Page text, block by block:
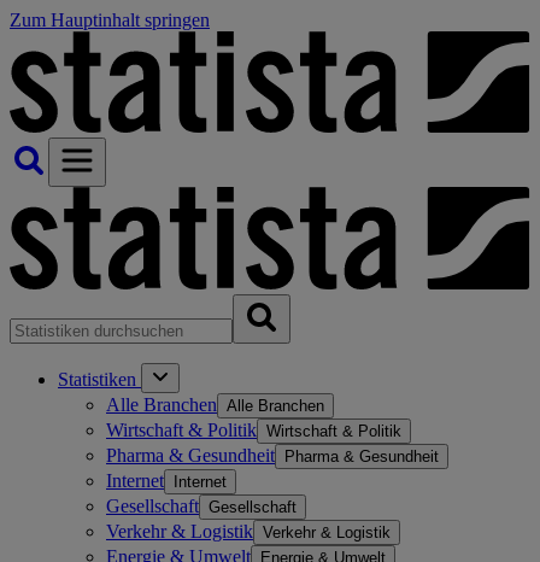
Zum Hauptinhalt springen
Statistiken
Alle Branchen Alle Branchen
Wirtschaft & Politik Wirtschaft & Politik
Pharma & Gesundheit Pharma & Gesundheit
Internet Internet
Gesellschaft Gesellschaft
Verkehr & Logistik Verkehr & Logistik
Energie & Umwelt Energie & Umwelt